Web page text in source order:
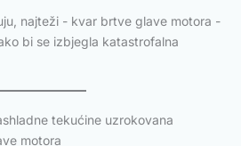
najteži - kvar brtve glave motora -
bi se izbjegla katastrofalna
tekućine uzrokovana
motora